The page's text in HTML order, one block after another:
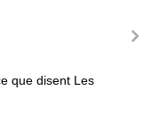
que disent Les